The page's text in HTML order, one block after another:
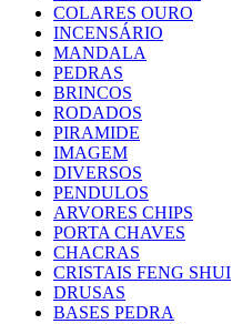
COLARES OURO
INCENSÁRIO
MANDALA
PEDRAS
BRINCOS
RODADOS
PIRAMIDE
IMAGEM
DIVERSOS
PENDULOS
ARVORES CHIPS
PORTA CHAVES
CHACRAS
CRISTAIS FENG SHUI
DRUSAS
BASES PEDRA